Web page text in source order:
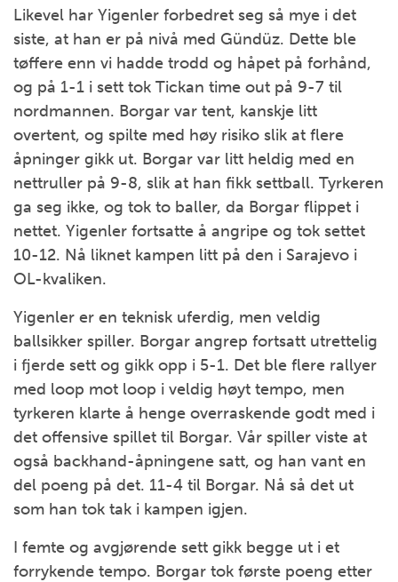
Likevel har Yigenler forbedret seg så mye i det
siste, at han er på nivå med Gündüz. Dette ble
tøffere enn vi hadde trodd og håpet på forhånd,
og på 1-1 i sett tok Tickan time out på 9-7 til
nordmannen. Borgar var tent, kanskje litt
overtent, og spilte med høy risiko slik at flere
åpninger gikk ut. Borgar var litt heldig med en
nettruller på 9-8, slik at han fikk settball. Tyrkeren
ga seg ikke, og tok to baller, da Borgar flippet i
nettet. Yigenler fortsatte å angripe og tok settet
10-12. Nå liknet kampen litt på den i Sarajevo i
OL-kvaliken.
Yigenler er en teknisk uferdig, men veldig
ballsikker spiller. Borgar angrep fortsatt utrettelig
i fjerde sett og gikk opp i 5-1. Det ble flere rallyer
med loop mot loop i veldig høyt tempo, men
tyrkeren klarte å henge overraskende godt med i
det offensive spillet til Borgar. Vår spiller viste at
også backhand-åpningene satt, og han vant en
del poeng på det. 11-4 til Borgar. Nå så det ut
som han tok tak i kampen igjen.
I femte og avgjørende sett gikk begge ut i et
forrykende tempo. Borgar tok første poeng etter